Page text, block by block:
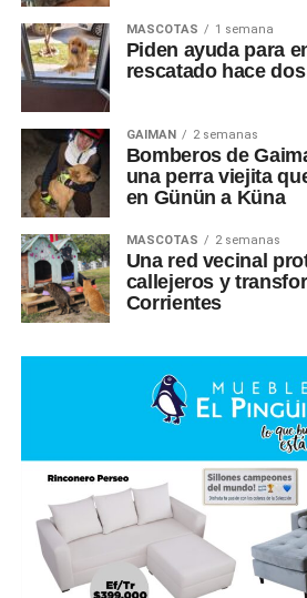
MASCOTAS 1 semana
Piden ayuda para
rescatado hace
GAIMAN 2 semanas
Bomberos de
una perra viejita
en Günün a Küna
MASCOTAS 2 semanas
Una red vecinal
callejeros y
Corrientes